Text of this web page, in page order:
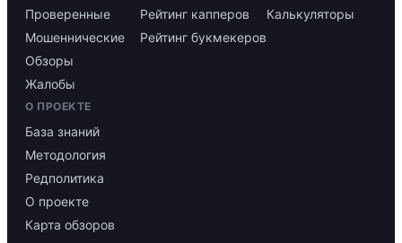
Проверенные
Мошеннические
Обзоры
Жалобы
Рейтинг капперов
Рейтинг букмекеров
Калькуляторы
О ПРОЕКТЕ
База знаний
Методология
Редполитика
О проекте
Карта обзоров